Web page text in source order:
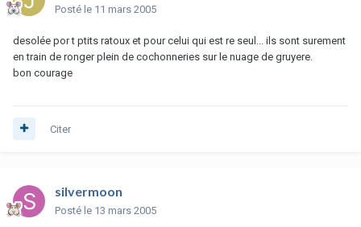
Posté le 11 mars 2005
desolée por t ptits ratoux et pour celui qui est re seul... ils sont surement
en train de ronger plein de cochonneries sur le nuage de gruyere.
bon courage
Citer
silvermoon
Posté le 13 mars 2005